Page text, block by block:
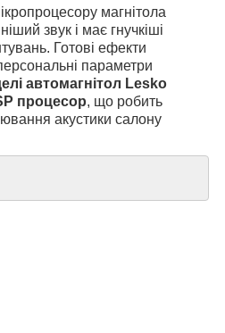
магнітола
звук і має гнучкіші
Готові ефекти
параметри
автомагнітол Lesko
процесор, що робить
акустики салону